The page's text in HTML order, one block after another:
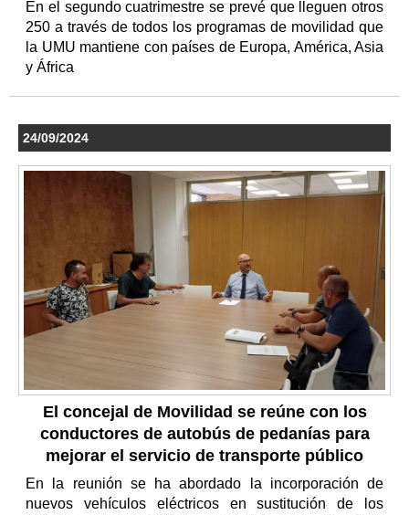
En el segundo cuatrimestre se prevé que lleguen otros
250 a través de todos los programas de movilidad que
la UMU mantiene con países de Europa, América, Asia
y África
24/09/2024
El concejal de Movilidad se reúne con los
conductores de autobús de pedanías para
mejorar el servicio de transporte público
En la reunión se ha abordado la incorporación de
nuevos vehículos eléctricos en sustitución de los